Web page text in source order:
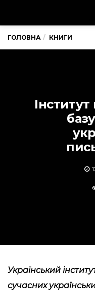
ГОЛОВНА КНИГИ
Український
сучасних